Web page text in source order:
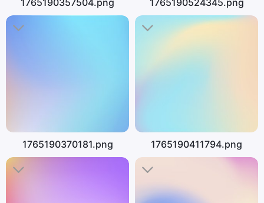
1765190370181.png 1765190411794.png